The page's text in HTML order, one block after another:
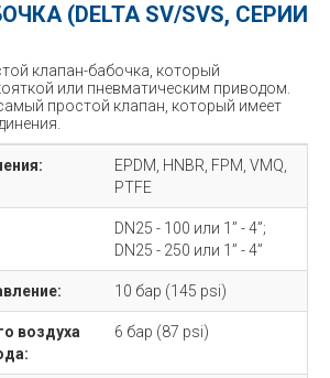
(DELTA SV/SVS, СЕРИИ
клапан-бабочка, который
или пневматическим приводом.
простой клапан, который имеет
EPDM, HNBR, FPM, VMQ,
PTFE
DN25 - 100 или 1” - 4”;
DN25 - 250 или 1” - 4”
10 бар (145 psi)
воздуха
6 бар (87 psi)